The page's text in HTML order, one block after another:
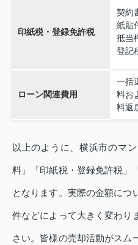
印紙税・登録免許税
契約
紙貼
抵当
登記
ローン関連費用
一括
料お
料返
以上のように、横浜市のマ
料」「印紙税・登録免許税」
となります。実際の金額につ
件などによって大きく変わり
さい。皆様の売却活動がスム